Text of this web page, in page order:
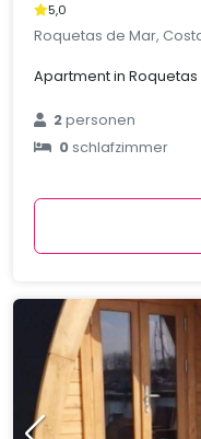
5,0
Roquetas de Mar,
Apartment in
2personen
0schlafzimmer